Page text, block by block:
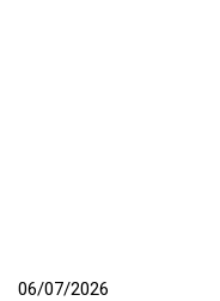
06/07/2026